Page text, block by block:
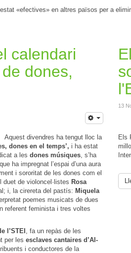
«efectives» en altres països per a
calendari
dones,
Aquest divendres ha tengut lloc la
dones en el temps’, i ha estat
a les dones músiques, s’ha
ha impregnat l’espai d’una aura
i sororitat de les dones com el
duet de violoncel·listes Rosa
i, la cirereta del pastís: Miquela
poemes musicats de dues
referent feminista i tres voltes
l’STEI , fa un repàs de les
per les esclaves cantaires d’Al-
i conductores de la
13
Els